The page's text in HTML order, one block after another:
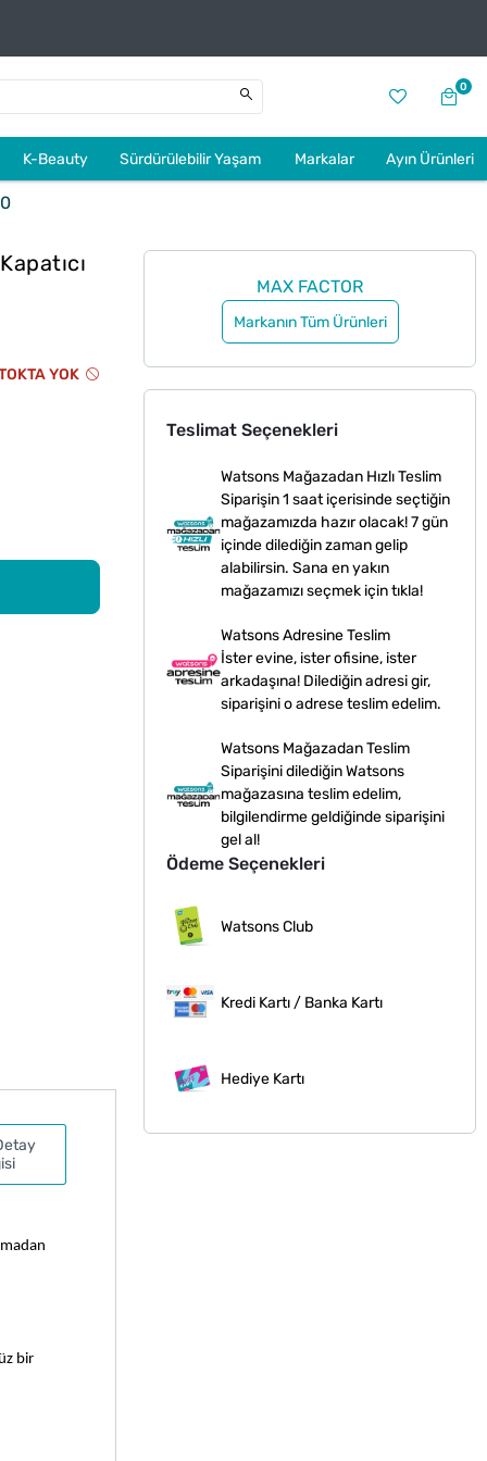
0
K-Beauty Sürdürülebilir Yaşam Markalar Ayın Ürünleri
YOK
MAX FACTOR
Markanın Tüm Ürünleri
Teslimat Seçenekleri
Watsons Mağazadan Hızlı Teslim
Siparişin 1 saat içerisinde seçtiğin
mağazamızda hazır olacak! 7 gün
içinde dilediğin zaman gelip
alabilirsin. Sana en yakın
mağazamızı seçmek için tıkla!
Watsons Adresine Teslim
İster evine, ister ofisine, ister
arkadaşına! Dilediğin adresi gir,
siparişini o adrese teslim edelim.
Watsons Mağazadan Teslim
Siparişini dilediğin Watsons
mağazasına teslim edelim,
bilgilendirme geldiğinde siparişini
gel al!
Ödeme Seçenekleri
Watsons Club
Kredi Kartı / Banka Kartı
Hediye Kartı
bir